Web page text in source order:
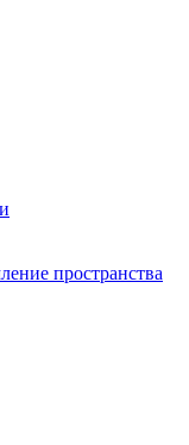
пространства